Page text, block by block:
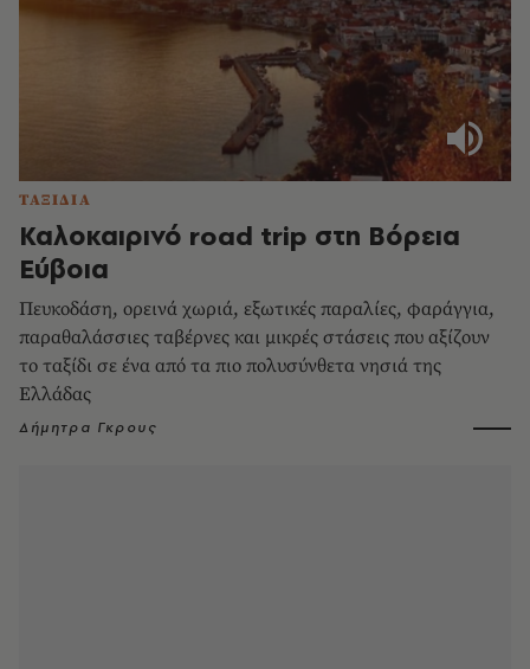
ΤΑΞΙΔΙΑ
Καλοκαιρινό road trip στη Βόρεια
Εύβοια
Πευκοδάση, ορεινά χωριά, εξωτικές παραλίες, φαράγγια,
παραθαλάσσιες ταβέρνες και μικρές στάσεις που αξίζουν
το ταξίδι σε ένα από τα πιο πολυσύνθετα νησιά της
Ελλάδας
Δήμητρα Γκρους